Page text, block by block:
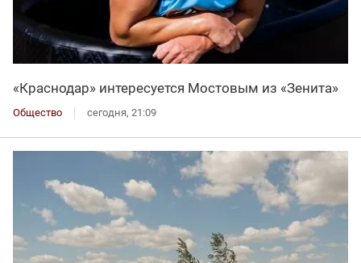
«Краснодар» интересуется Мостовым из «Зенита»
Общество сегодня, 21:09